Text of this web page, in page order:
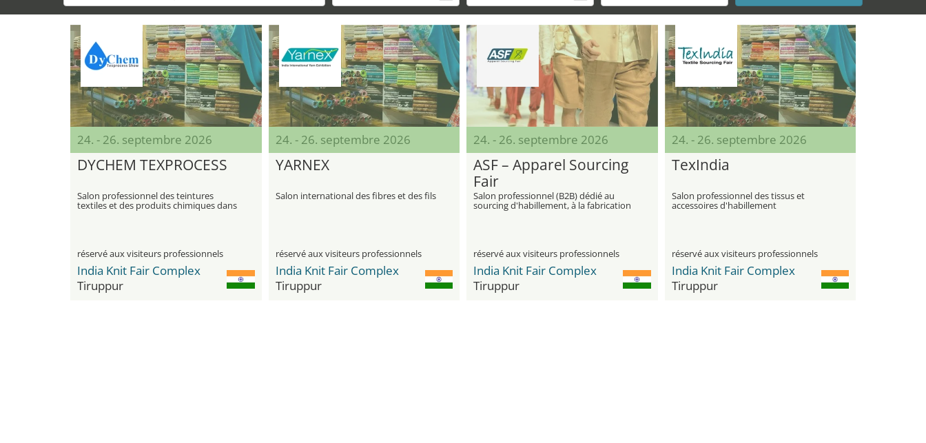
24. - 26. septembre 2026
DYCHEM TEXPROCESS
Salon professionnel des teintures
textiles et des produits chimiques dans
le domaine des fibres, des tissus et de
réservé aux visiteurs professionnels
India Knit Fair Complex
Tiruppur
24. - 26. septembre 2026
YARNEX
Salon international des fibres et des fils
réservé aux visiteurs professionnels
India Knit Fair Complex
Tiruppur
24. - 26. septembre 2026
ASF – Apparel Sourcing
Fair
Salon professionnel (B2B) dédié au
sourcing d'habillement, à la fabrication
à façon et aux accessoires de mode
réservé aux visiteurs professionnels
India Knit Fair Complex
Tiruppur
24. - 26. septembre 2026
TexIndia
Salon professionnel des tissus et
accessoires d'habillement
réservé aux visiteurs professionnels
India Knit Fair Complex
Tiruppur